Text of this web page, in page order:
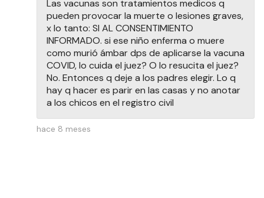
Las vacunas son tratamientos medicos q
pueden provocar la muerte o lesiones graves,
x lo tanto: SI AL CONSENTIMIENTO
INFORMADO. si ese niño enferma o muere
como murió ámbar dps de aplicarse la vacuna
COVID, lo cuida el juez? O lo resucita el juez?
No. Entonces q deje a los padres elegir. Lo q
hay q hacer es parir en las casas y no anotar
a los chicos en el registro civil
hace 8 meses